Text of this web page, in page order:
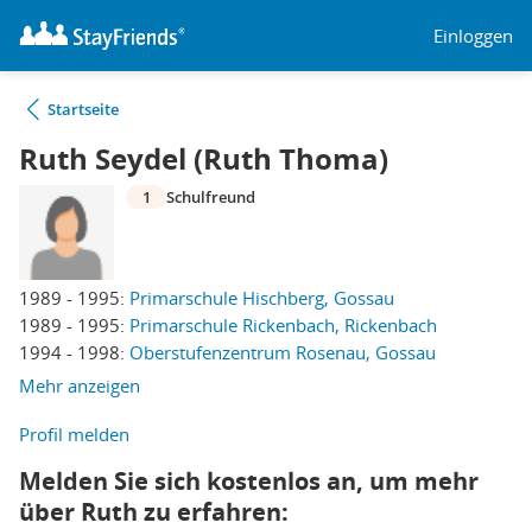
Einloggen
Startseite
Ruth Seydel (Ruth Thoma)
1989 - 1995: Primarschule Hischberg, Gossau
1989 - 1995: Primarschule Rickenbach, Rickenbach
1994 - 1998: Oberstufenzentrum Rosenau, Gossau
Mehr anzeigen
1 Schulfreund
Profil melden
Melden Sie sich kostenlos an, um mehr
über Ruth zu erfahren: